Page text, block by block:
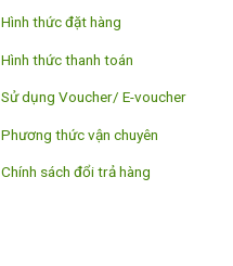
Hình thức đặt hàng
Hình thức thanh toán
Sử dụng Voucher/ E-voucher
Phương thức vận chuyên
Chính sách đổi trả hàng